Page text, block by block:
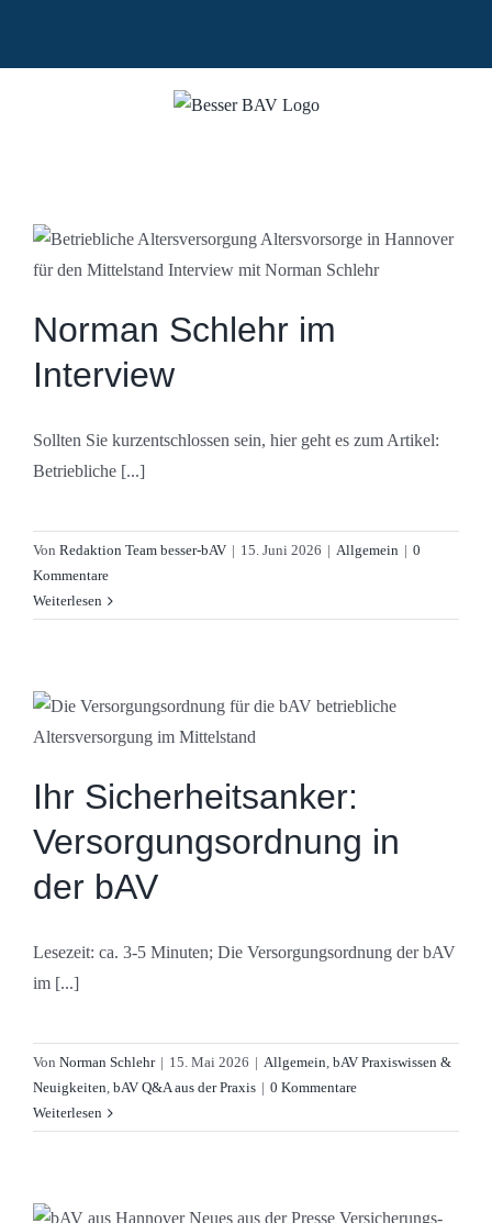
Norman Schlehr im
Interview
Sollten Sie kurzentschlossen sein, hier geht es zum Artikel:
Betriebliche [...]
Von Redaktion Team besser-bAV | 15. Juni 2026 | Allgemein | 0
Kommentare
Weiterlesen
Ihr Sicherheitsanker:
Versorgungsordnung in
der bAV
Lesezeit: ca. 3-5 Minuten; Die Versorgungsordnung der bAV
im [...]
Von Norman Schlehr | 15. Mai 2026 | Allgemein, bAV Praxiswissen &
Neuigkeiten, bAV Q&A aus der Praxis | 0 Kommentare
Weiterlesen